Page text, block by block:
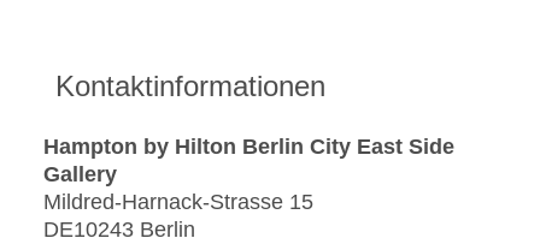
Kontaktinformationen
Hampton by Hilton Berlin City East Side
Gallery
Mildred-Harnack-Strasse 15
DE10243 Berlin